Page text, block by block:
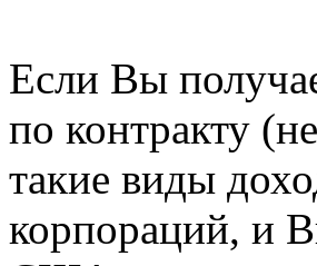
Если Вы
по контракту
такие виды
корпораций, и